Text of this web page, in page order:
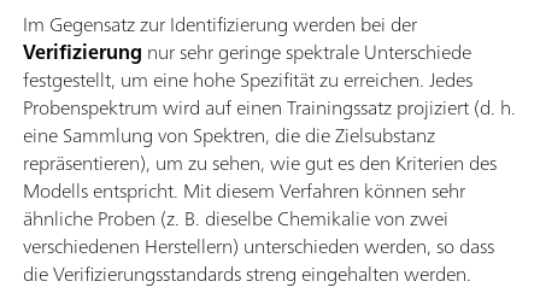
Im Gegensatz zur Identifizierung werden bei der
Verifizierung nur sehr geringe spektrale Unterschiede
festgestellt, um eine hohe Spezifität zu erreichen. Jedes
Probenspektrum wird auf einen Trainingssatz projiziert (d. h.
eine Sammlung von Spektren, die die Zielsubstanz
repräsentieren), um zu sehen, wie gut es den Kriterien des
Modells entspricht. Mit diesem Verfahren können sehr
ähnliche Proben (z. B. dieselbe Chemikalie von zwei
verschiedenen Herstellern) unterschieden werden, so dass
die Verifizierungsstandards streng eingehalten werden.